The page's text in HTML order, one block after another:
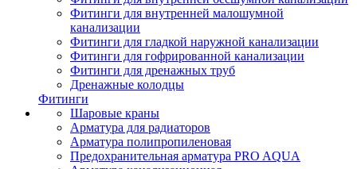
Фитинги для внутренней малошумной
канализации
Фитинги для гладкой наружной канализации
Фитинги для гофрированной канализации
Фитинги для дренажных труб
Дренажные колодцы
Фитинги
Шаровые краны
Арматура для радиаторов
Арматура полипропиленовая
Предохранительная арматура PRO AQUA